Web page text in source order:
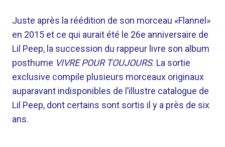
Juste après la réédition de son morceau «Flannel»
en 2015 et ce qui aurait été le 26e anniversaire de
Lil Peep, la succession du rappeur livre son album
posthume VIVRE POUR TOUJOURS. La sortie
exclusive compile plusieurs morceaux originaux
auparavant indisponibles de l’illustre catalogue de
Lil Peep, dont certains sont sortis il y a près de six
ans.